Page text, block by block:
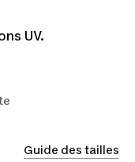
UV.
Guide des tailles